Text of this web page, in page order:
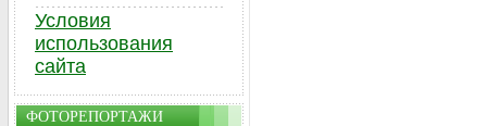
Условия
использования
сайта
ФОТОРЕПОРТАЖИ